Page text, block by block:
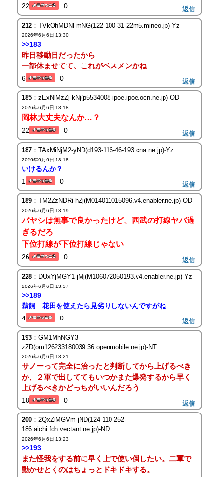
22 0 返信
212：TVkOhMDNl-mNG(122-100-31-22m5.mineo.jp)-Yz
2026年6月6日 13:30
>>183
昨日移動日だったから
一部休ませてて、これがベスメンかね
6 0 返信
185：zExNlMzZj-kNj(p5534008-ipoe.ipoe.ocn.ne.jp)-OD
2026年6月6日 13:18
岡林大丈夫なんか…？
22 0 返信
187：TAxMiNjM2-yND(d193-116-46-193.cna.ne.jp)-Yz
2026年6月6日 13:18
いけるんか？
1
0 返信
189：TM2ZzNDRi-hZj(M014011015096.v4.enabler.ne.jp)-OD
2026年6月6日 13:19
バヤシは無事で良かったけど、西武の打線ヤバ過
ぎるだろ
下位打線が下位打線じゃない
26 0 返信
228：DUxYjMGY1-jMj(M106072050193.v4.enabler.ne.jp)-Yz
2026年6月6日 13:37
>>189
鵜飼 花田を使えたら見劣りしないんですがね
4
0 返信
193：GM1MhNGY3-
zZD(om126233180039.36.openmobile.ne.jp)-NT
2026年6月6日 13:21
サノーって完全に治ったと判断してから上げるべき
か、２軍で出しててもいつかまた爆発するから早く
上げるべきかどっちがいいんだろう
18 0 返信
200：2QxZiMGVm-jND(124-110-252-
186.aichi.fdn.vectant.ne.jp)-ND
2026年6月6日 13:23
>>193
また怪我をする前に早く上で使い倒したい。二軍で
動かせとくのはちょっとドキドキする。